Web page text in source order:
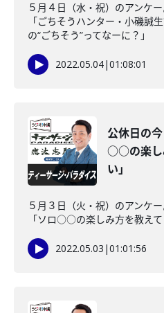
５月４日（水・祝）のアンケ
「ごちそうハンター・小磯
の“ごちそう”ってなーに？」
2022.05.04|01:08:01
公休日の
○○の楽し
い」
５月３日（火・祝）のアンケ
「ソロ○○の楽しみ方を教えて
2022.05.03 |01:01:56